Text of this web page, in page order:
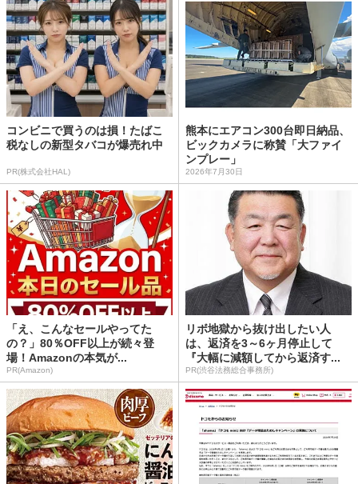
コンビニで買うのは損！たばこ
税なしの新型タバコが爆売れ中
PR(株式会社HAL)
熊本にエアコン300台即日納品、
ビックカメラに称賛「大ファイ
ンプレー」
2026年7月30日
「え、こんなセールやってた
の？」80％OFF以上が続々登
場！Amazonの本気が...
PR(Amazon)
リボ地獄から抜け出したい人
は、返済を3～6ヶ月停止して
『大幅に減額してから返済す...
PR(渋谷法務総合事務所)